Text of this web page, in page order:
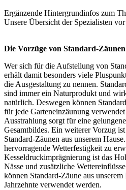
Ergänzende Hintergrundinfos zum
Unsere Übersicht der Spezialisten
Die Vorzüge von Standard-Zäunen
Wer sich für die Aufstellung von
erhält damit besonders viele
die Ausgestaltung zu nennen.
sind immer ein Naturprodukt und
natürlich. Deswegen können
für jede Garteneinzäunung
Ausstrahlung sorgt für eine
Gesamtbildes. Ein weiterer Vorzug
Standard-Zäunen aus unserem
hervorragende Wetterfestigkeit zu
Kesseldruckimprägnierung ist das
Nässe und zusätzliche
können Standard-Zäune aus unserem
Jahrzehnte verwendet werden.